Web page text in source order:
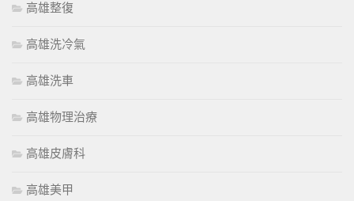
高雄整復
高雄洗冷氣
高雄洗車
高雄物理治療
高雄皮膚科
高雄美甲